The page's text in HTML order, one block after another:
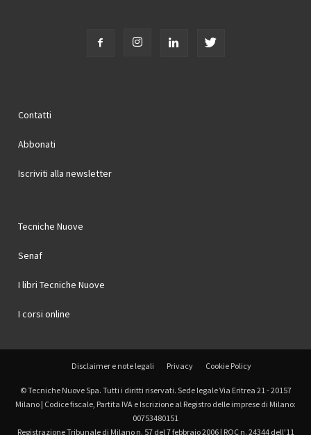
Contatti
Abbonati
Iscriviti alla newsletter
Tecniche Nuove
Senaf
I libri Tecniche Nuove
I corsi online
Disclaimer e note legali Privacy Cookie Policy
© Tecniche Nuove Spa. Tutti i diritti riservati. Sede legale Via Eritrea 21 - 20157
Milano | Codice fiscale, Partita IVA e Iscrizione al Registro delle imprese di Milano:
00753480151
Registrazione Tribunale di Milano n. 57 del 7 febbraio 2006 | ROC n. 24344 dell'11